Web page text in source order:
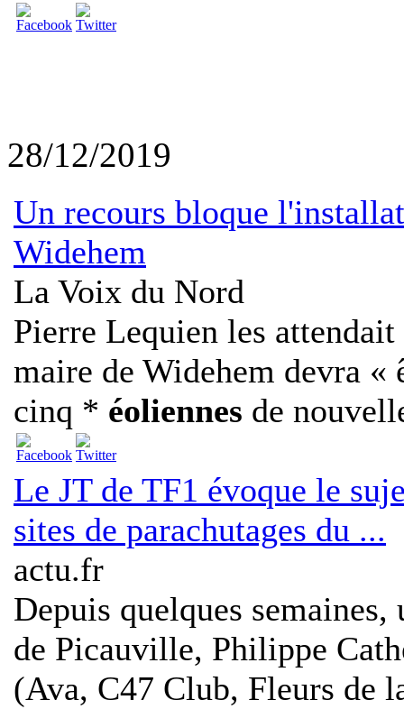
28/12/2019
Un recours bloque
Widehem
La Voix du Nord
Pierre Lequien les
maire de Widehem devra
cinq * éoliennes de
Le JT de TF1 évoque le
sites de parachutages du ...
actu.fr
Depuis quelques
de Picauville, Philippe
(Ava, C47 Club, Fleurs de